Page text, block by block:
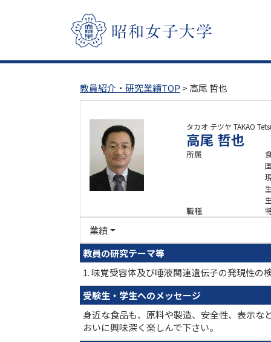
教員紹介・研究業績TOP > 高尾 哲也
タカオ テツヤ TAKAO
高尾 哲也
所属
職種
業績
教員の研究テーマ等
1. 味覚受容体及び唾液関連遺伝子の発現性の
受験生・学生へのメッセージ
身近な食品も、原料や製造、安全性、表示な
おいに興味深く楽しんで下さい。